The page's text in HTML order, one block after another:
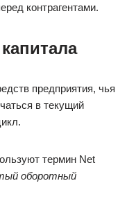
контрагентами.
предприятия, чья
в текущий
термин Net
оборотный